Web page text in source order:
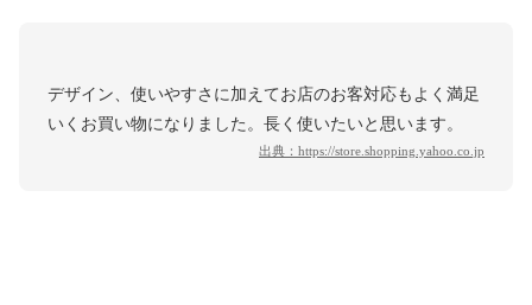
デザイン、使いやすさに加えてお店のお客対応もよく満足
いくお買い物になりました。長く使いたいと思います。
出典： https://store.shopping.yahoo.co.jp